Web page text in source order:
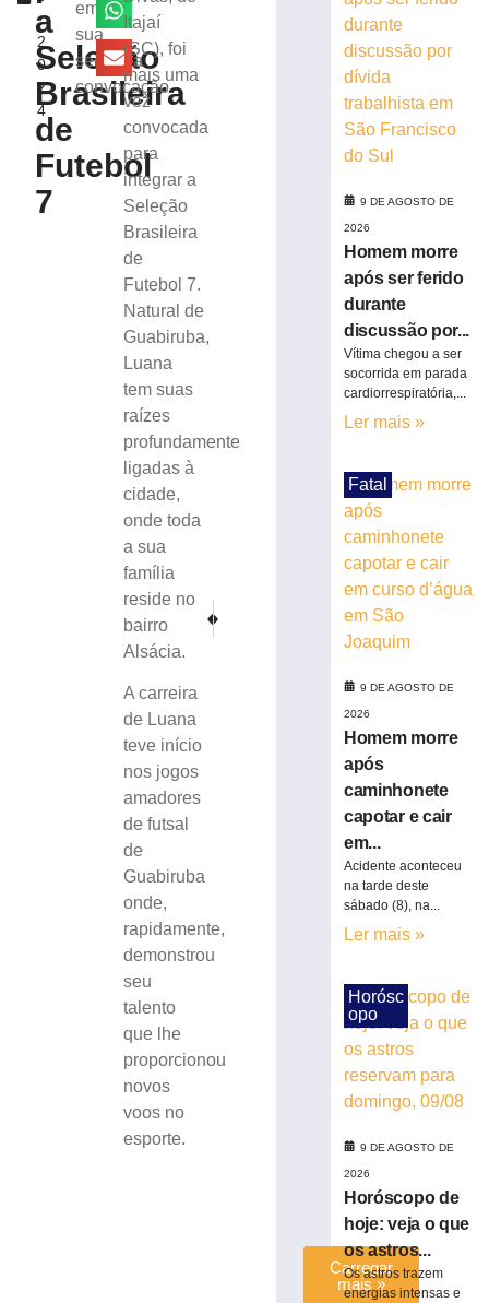
,
2
0
2
4
a
Seleção
Brasileira
de
Futebol
7
em
sua
segunda
convocação
Itajaí
(SC), foi
mais uma
vez
convocada
para
integrar a
Seleção
Brasileira
de
Futebol 7.
Natural de
Guabiruba,
Luana
tem suas
raízes
profundamente
ligadas à
cidade,
onde toda
a sua
família
reside no
bairro
Alsácia.
A carreira
de Luana
teve início
nos jogos
amadores
de futsal
de
Guabiruba
onde,
rapidamente,
demonstrou
seu
talento
que lhe
proporcionou
novos
voos no
esporte.
PRÓXIMO
Extratos bancários têm termos padronizados a partir
Campeonato
Catarinense
Serra
Rastro
sábado
para
corrida
noturna
Brusque
anuncia
contratação
zagueiro
João
Maistro
Série
Carregar
mais »
9 DE AGOSTO DE
2026
Homem morre
após ser ferido
durante
discussão por...
Vítima chegou a ser
socorrida em parada
cardiorrespiratória,...
Ler mais »
Fatal
9 DE AGOSTO DE
2026
Homem morre
após
caminhonete
capotar e cair
em...
Acidente aconteceu
na tarde deste
sábado (8), na...
Ler mais »
Horósc
opo
9 DE AGOSTO DE
2026
Horóscopo de
hoje: veja o que
os astros...
Os astros trazem
energias intensas e